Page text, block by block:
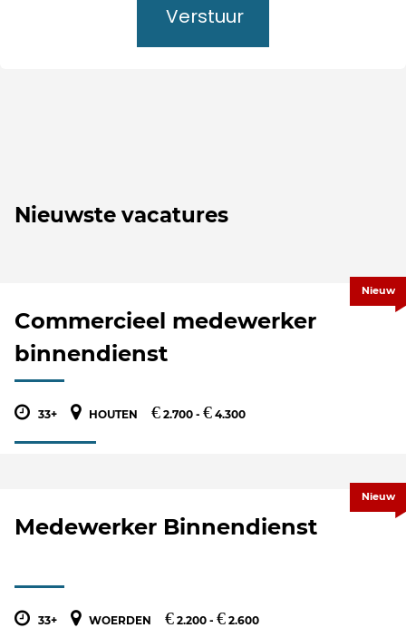
Verstuur
Nieuwste vacatures
Commercieel medewerker
binnendienst
33+ HOUTEN € 2.700 - € 4.300
Nieuw
Medewerker Binnendienst
33+ WOERDEN € 2.200 - € 2.600
Nieuw